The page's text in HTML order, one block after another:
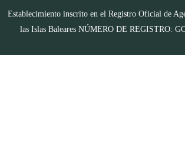
Establecimiento inscrito en el Registro Oficial de
las Islas Baleares NÚMERO DE REGISTRO: